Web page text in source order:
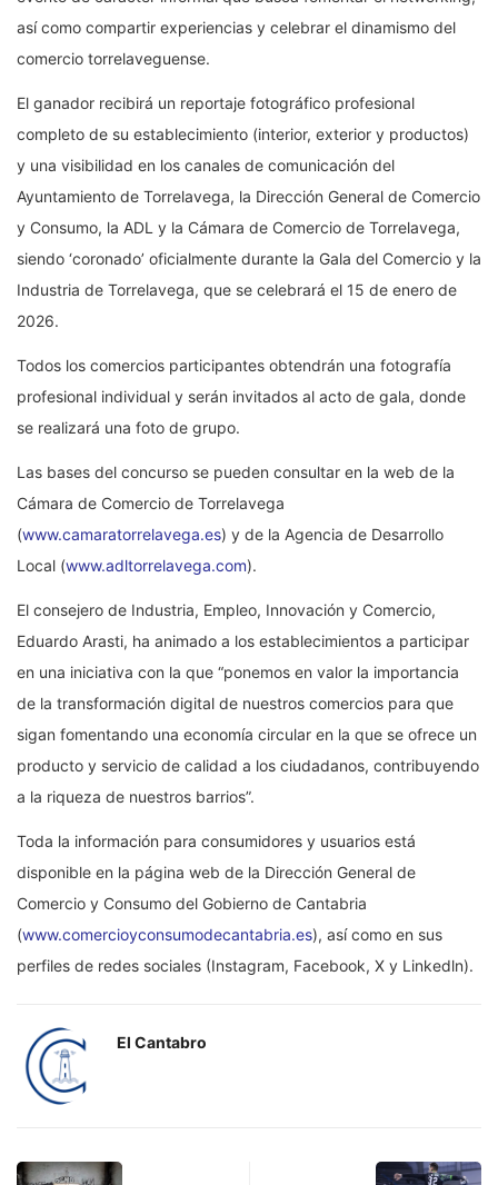
así como compartir experiencias y celebrar el dinamismo del
comercio torrelaveguense.
El ganador recibirá un reportaje fotográfico profesional
completo de su establecimiento (interior, exterior y productos)
y una visibilidad en los canales de comunicación del
Ayuntamiento de Torrelavega, la Dirección General de Comercio
y Consumo, la ADL y la Cámara de Comercio de Torrelavega,
siendo ‘coronado’ oficialmente durante la Gala del Comercio y la
Industria de Torrelavega, que se celebrará el 15 de enero de
2026.
Todos los comercios participantes obtendrán una fotografía
profesional individual y serán invitados al acto de gala, donde
se realizará una foto de grupo.
Las bases del concurso se pueden consultar en la web de la
Cámara de Comercio de Torrelavega
(www.camaratorrelavega.es) y de la Agencia de Desarrollo
Local (www.adltorrelavega.com).
El consejero de Industria, Empleo, Innovación y Comercio,
Eduardo Arasti, ha animado a los establecimientos a participar
en una iniciativa con la que “ponemos en valor la importancia
de la transformación digital de nuestros comercios para que
sigan fomentando una economía circular en la que se ofrece un
producto y servicio de calidad a los ciudadanos, contribuyendo
a la riqueza de nuestros barrios”.
Toda la información para consumidores y usuarios está
disponible en la página web de la Dirección General de
Comercio y Consumo del Gobierno de Cantabria
(www.comercioyconsumodecantabria.es), así como en sus
perfiles de redes sociales (Instagram, Facebook, X y Linkedln).
El Cantabro